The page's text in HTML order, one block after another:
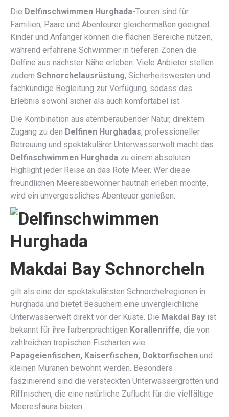
Die Delfinschwimmen Hurghada-Touren sind für
Familien, Paare und Abenteurer gleichermaßen geeignet.
Kinder und Anfänger können die flachen Bereiche nutzen,
während erfahrene Schwimmer in tieferen Zonen die
Delfine aus nächster Nähe erleben. Viele Anbieter stellen
zudem Schnorchelausrüstung, Sicherheitswesten und
fachkundige Begleitung zur Verfügung, sodass das
Erlebnis sowohl sicher als auch komfortabel ist.
Die Kombination aus atemberaubender Natur, direktem
Zugang zu den Delfinen Hurghadas, professioneller
Betreuung und spektakulärer Unterwasserwelt macht das
Delfinschwimmen Hurghada zu einem absoluten
Highlight jeder Reise an das Rote Meer. Wer diese
freundlichen Meeresbewohner hautnah erleben möchte,
wird ein unvergessliches Abenteuer genießen.
Makdai Bay Schnorcheln
gilt als eine der spektakulärsten Schnorchelregionen in
Hurghada und bietet Besuchern eine unvergleichliche
Unterwasserwelt direkt vor der Küste. Die Makdai Bay ist
bekannt für ihre farbenprächtigen Korallenriffe, die von
zahlreichen tropischen Fischarten wie
Papageienfischen, Kaiserfischen, Doktorfischen und
kleinen Muränen bewohnt werden. Besonders
faszinierend sind die versteckten Unterwassergrotten und
Riffnischen, die eine natürliche Zuflucht für die vielfältige
Meeresfauna bieten.